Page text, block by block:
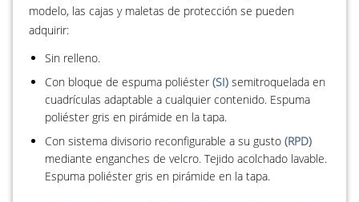
modelo, las cajas y maletas de protección se pueden
adquirir:
Sin relleno.
Con bloque de espuma poliéster (SI) semitroquelada en
cuadrículas adaptable a cualquier contenido. Espuma
poliéster gris en pirámide en la tapa.
Con sistema divisorio reconfigurable a su gusto (RPD)
mediante enganches de velcro. Tejido acolchado lavable.
Espuma poliéster gris en pirámide en la tapa.